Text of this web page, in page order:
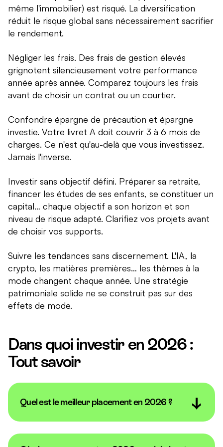
même l'immobilier) est risqué. La diversification
réduit le risque global sans nécessairement sacrifier
le rendement.
Négliger les frais. Des frais de gestion élevés
grignotent silencieusement votre performance
année après année. Comparez toujours les frais
avant de choisir un contrat ou un courtier.
Confondre épargne de précaution et épargne
investie. Votre livret A doit couvrir 3 à 6 mois de
charges. Ce n'est qu'au-delà que vous investissez.
Jamais l'inverse.
Investir sans objectif défini. Préparer sa retraite,
financer les études de ses enfants, se constituer un
capital… chaque objectif a son horizon et son
niveau de risque adapté. Clarifiez vos projets avant
de choisir vos supports.
Suivre les tendances sans discernement. L'IA, la
crypto, les matières premières… les thèmes à la
mode changent chaque année. Une stratégie
patrimoniale solide ne se construit pas sur des
effets de mode.
Dans quoi investir en 2026 :
Tout savoir
Quel est le meilleur placement en 2026 ?